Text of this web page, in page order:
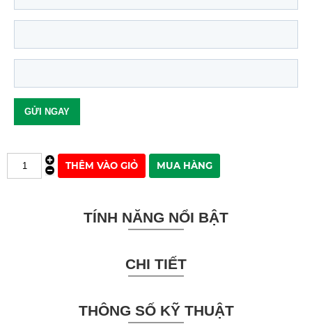
TÍNH NĂNG NỔI BẬT
CHI TIẾT
THÔNG SỐ KỸ THUẬT